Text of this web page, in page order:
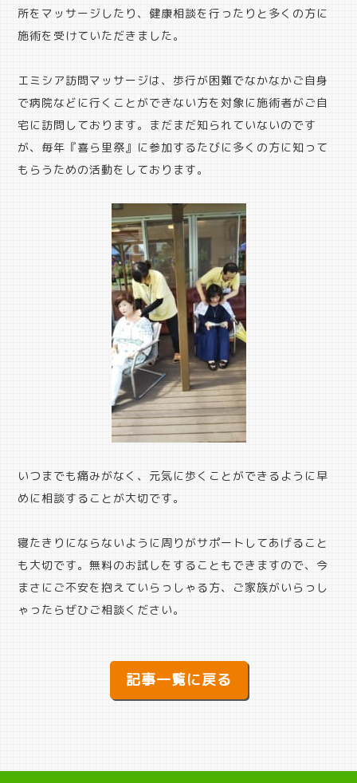
所をマッサージしたり、健康相談を行ったりと多くの方に
施術を受けていただきました。
エミシア訪問マッサージは、歩行が困難でなかなかご自身
で病院などに行くことができない方を対象に施術者がご自
宅に訪問しております。まだまだ知られていないのです
が、毎年『喜ら里祭』に参加するたびに多くの方に知って
もらうための活動をしております。
いつまでも痛みがなく、元気に歩くことができるように早
めに相談することが大切です。
寝たきりにならないように周りがサポートしてあげること
も大切です。無料のお試しをすることもできますので、今
まさにご不安を抱えていらっしゃる方、ご家族がいらっし
ゃったらぜひご相談ください。
記事一覧に戻る